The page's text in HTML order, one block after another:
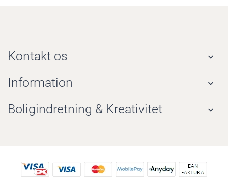
Kontakt os 
Information 
Boligindretning & Kreativitet 